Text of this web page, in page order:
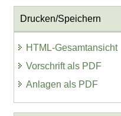
Drucken/Speichern
HTML-Gesamtansicht
Vorschrift als PDF
Anlagen als PDF